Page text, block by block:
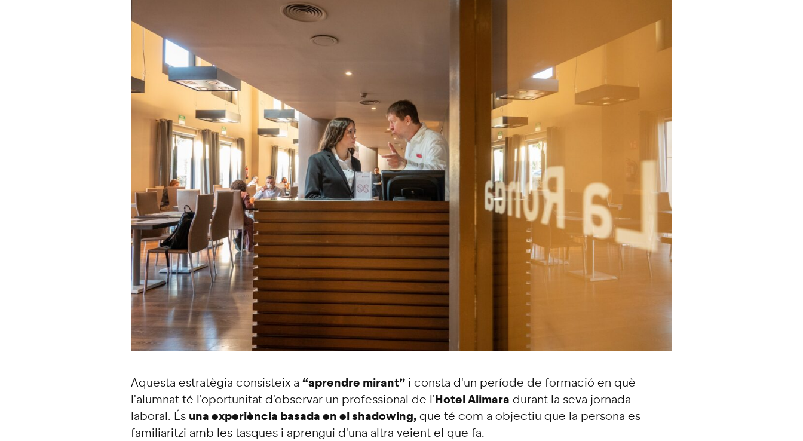
Aquesta estratègia consisteix a “aprendre mirant” i consta d'un període de formació en què
l'alumnat té l'oportunitat d'observar un professional de l'Hotel Alimara durant la seva jornada
laboral. És una experiència basada en el shadowing, que té com a objectiu que la persona es
familiaritzi amb les tasques i aprengui d'una altra veient el que fa.